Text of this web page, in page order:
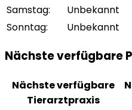
Samstag:
Unbekannt
Sonntag: Unbekannt
Nächste verfügbare
Nächste verfügbare
Tierarztpraxis